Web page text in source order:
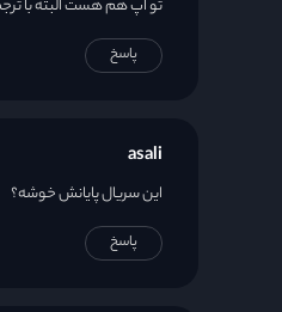
تو اپ هم هست البته با
پاسخ
asali
این سریال پایانش خوشه؟
پاسخ